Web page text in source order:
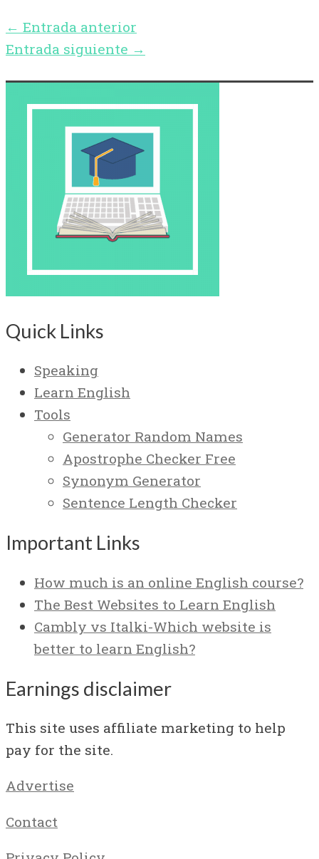
← Entrada anterior
Entrada siguiente →
Quick Links
Speaking
Learn English
Tools
Generator Random Names
Apostrophe Checker Free
Synonym Generator
Sentence Length Checker
Important Links
How much is an online English course?
The Best Websites to Learn English
Cambly vs Italki-Which website is
better to learn English?
Earnings disclaimer
This site uses affiliate marketing to help
pay for the site.
Advertise
Contact